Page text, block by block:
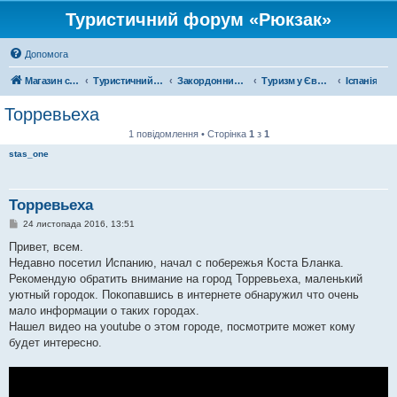
Туристичний форум «Рюкзак»
Допомога
Магазин спорядження Туристичний форум «Рюкзак» Закордонний туризм Туризм у Європі Іспанія
Торревьеха
1 повідомлення • Сторінка 1 з 1
stas_one
Торревьеха
П
в
д
о
л
е
н
я
24 листопада 2016, 13:51
Привет, всем.
Недавно посетил Испанию, начал с побережья Коста Бланка.
Рекомендую обратить внимание на город Торревьеха, маленький
уютный городок. Покопавшись в интернете обнаружил что очень
мало информации о таких городах.
Нашел видео на youtube о этом городе, посмотрите может кому
будет интересно.